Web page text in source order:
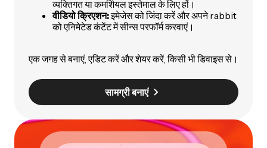
व्यक्तिगत या कमर्शियल इस्तेमाल के लिए हों।
वीडियो क्रिएशन:इमेजेस को जिंदा करें और अपने rabbit
को एनिमेटेड कंटेंट में सीन्स परफॉर्म करवाएं।
एक जगह से बनाएं, एडिट करें और शेयर करें, किसी भी डिवाइस से।
सामग्री बनाएं